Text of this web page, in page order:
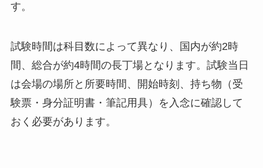
す。
試験時間は科目数によって異なり、国内が約2時
間、総合が約4時間の長丁場となります。試験当日
は会場の場所と所要時間、開始時刻、持ち物（受
験票・身分証明書・筆記用具）を入念に確認して
おく必要があります。